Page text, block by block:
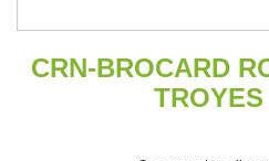
CRN-BROCARD
TROYES